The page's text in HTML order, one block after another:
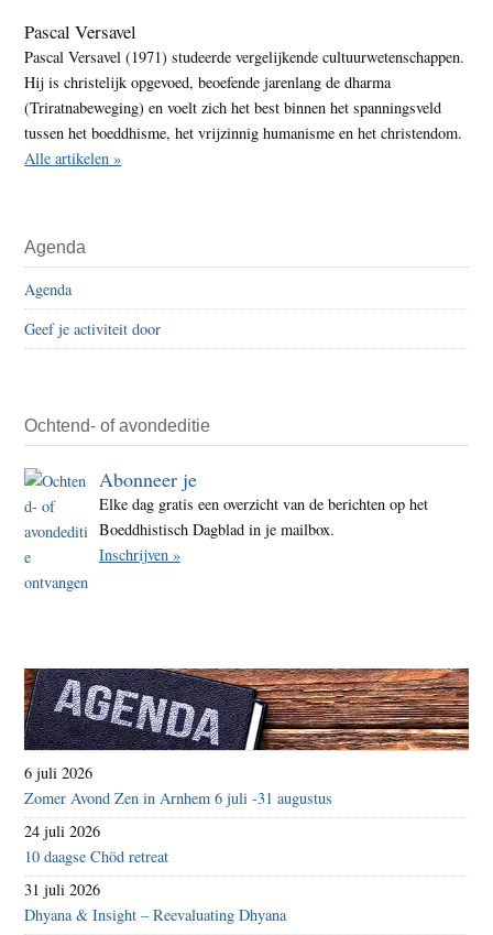
Pascal Versavel
Pascal Versavel (1971) studeerde vergelijkende cultuurwetenschappen.
Hij is christelijk opgevoed, beoefende jarenlang de dharma
(Triratnabeweging) en voelt zich het best binnen het spanningsveld
tussen het boeddhisme, het vrijzinnig humanisme en het christendom.
Alle artikelen »
Agenda
Agenda
Geef je activiteit door
Ochtend- of avondeditie
Abonneer je
Elke dag gratis een overzicht van de berichten op het
Boeddhistisch Dagblad in je mailbox.
Inschrijven »
6 juli 2026
Zomer Avond Zen in Arnhem 6 juli -31 augustus
24 juli 2026
10 daagse Chöd retreat
31 juli 2026
Dhyana & Insight – Reevaluating Dhyana